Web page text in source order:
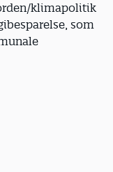
klimapolitik
som